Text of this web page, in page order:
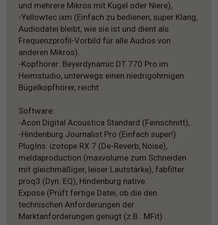
und mehrere Mikros mit Kugel oder Niere),
-Yellowtec ixm (Einfach zu bedienen, super Klang,
Audiodatei bleibt, wie sie ist und dient als
Frequenzprofil-Vorbild für alle Audios von
anderen Mikros).
-Kopfhörer: Beyerdynamic DT 770 Pro im
Heimstudio, unterwegs einen niedrigohmigen
Bügelkopfhörer, reicht.
Software:
-Acon Digital Acoustica Standard (Feinschnitt),
-Hindenburg Journalist Pro (Einfach super!)
PlugIns: izotope RX 7 (De-Reverb, Noise),
meldaproduction (maxvolume zum Schneiden
mit gleichmäßiger, leiser Lautstärke), fabfilter
proq3 (Dyn. EQ), Hindenburg native.
Expose (Prüft fertige Datei, ob die den
technischen Anforderungen der
Marktanforderungen genügt (z.B.: MFit) .